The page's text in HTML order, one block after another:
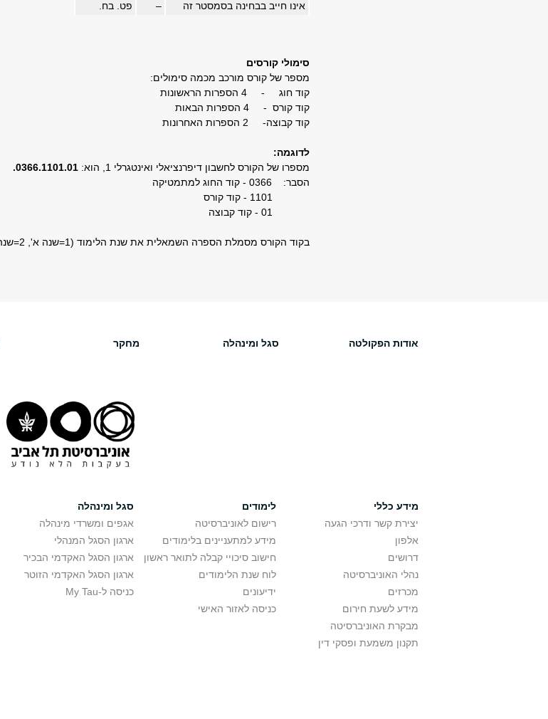
אינו חייב בבחינה בסמסטר זה
– פט. בח.
סימולי קורסים
מספר של קורס מורכב מכמה סימולים:
קוד חוג - 4 הספרות הראשונות
קוד קורס - 4 הספרות הבאות
קוד קבוצה- 2 הספרות האחרונות
לדוגמה:
מספרו של הקורס לחשבון דיפרנציאלי ואינטגרלי 1, הוא:
0366.1101.01
.
הסבר: 0366 - קוד החוג למתמטיקה
בקוד הקורס מסמלת הספרה השמאלית את שנת הלימוד (1=שנה א', 2=שנה ב', 3=שנה ג', 4=תואר שני).
אודות הפקולטה סגל ומינהלה מחקר
מידע כללי
יצירת קשר ודרכי הגעה
אלפון
דרושים
נהלי האוניברסיטה
מכרזים
מידע לשעת חירום
מבקרת האוניברסיטה
תקנון משמעת ופסקי דין
לימודים
רישום לאוניברסיטה
מידע למתעניינים בלימודים
חישוב סיכויי קבלה לתואר ראשון
לוח שנת הלימודים
ידיעונים
כניסה לאזור האישי
סגל ומינהלה
אגפים ומשרדי מינהלה
ארגון הסגל המנהלי
ארגון הסגל האקדמי הבכיר
ארגון הסגל האקדמי הזוטר
כניסה ל-My Tau